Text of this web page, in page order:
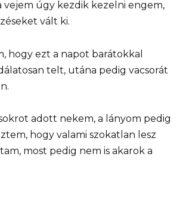
vejem úgy kezdik kezelni engem,
vált ki.
hogy ezt a napot barátokkal
telt, utána pedig vacsorát
adott nekem, a lányom pedig
hogy valami szokatlan lesz
most pedig nem is akarok a